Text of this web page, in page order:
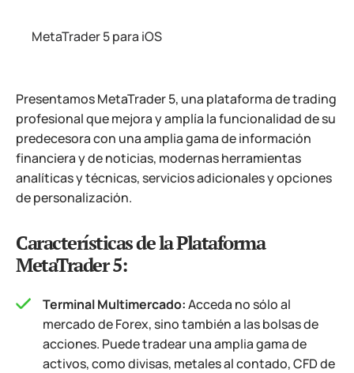
MetaTrader 5 para iOS
Presentamos MetaTrader 5, una plataforma de trading
profesional que mejora y amplía la funcionalidad de su
predecesora con una amplia gama de información
financiera y de noticias, modernas herramientas
analíticas y técnicas, servicios adicionales y opciones
de personalización.
Características de la Plataforma
MetaTrader 5:
Terminal Multimercado:Acceda no sólo al
mercado de Forex, sino también a las bolsas de
acciones. Puede tradear una amplia gama de
activos, como divisas, metales al contado, CFD de